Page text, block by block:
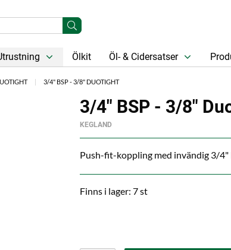
Ölkit Öl- & Cidersatser
3/4" BSP - 3/8" DUOTIGHT
3/4" BSP - 3/8"
KEGLAND
Push-fit-koppling med invändig 3/4"
Finns i lager: 7 st